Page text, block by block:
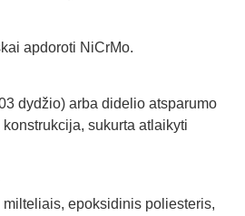
apdoroti NiCrMo.
dydžio) arba didelio atsparumo
sukurta atlaikyti
epoksidinis poliesteris,